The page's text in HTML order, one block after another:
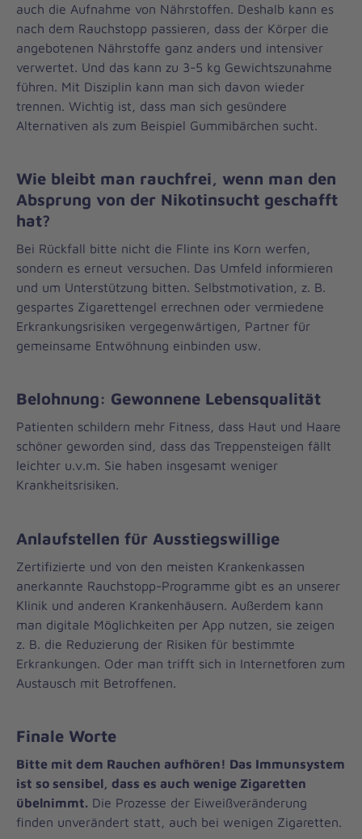
auch die Aufnahme von Nährstoffen. Deshalb kann es
nach dem Rauchstopp passieren, dass der Körper die
angebotenen Nährstoffe ganz anders und intensiver
verwertet. Und das kann zu 3-5 kg Gewichtszunahme
führen. Mit Disziplin kann man sich davon wieder
trennen. Wichtig ist, dass man sich gesündere
Alternativen als zum Beispiel Gummibärchen sucht.
Wie bleibt man rauchfrei, wenn man den
Absprung von der Nikotinsucht geschafft
hat?
Bei Rückfall bitte nicht die Flinte ins Korn werfen,
sondern es erneut versuchen. Das Umfeld informieren
und um Unterstützung bitten. Selbstmotivation, z. B.
gespartes Zigarettengel errechnen oder vermiedene
Erkrankungsrisiken vergegenwärtigen, Partner für
gemeinsame Entwöhnung einbinden usw.
Belohnung: Gewonnene Lebensqualität
Patienten schildern mehr Fitness, dass Haut und Haare
schöner geworden sind, dass das Treppensteigen fällt
leichter u.v.m. Sie haben insgesamt weniger
Krankheitsrisiken.
Anlaufstellen für Ausstiegswillige
Zertifizierte und von den meisten Krankenkassen
anerkannte Rauchstopp-Programme gibt es an unserer
Klinik und anderen Krankenhäusern. Außerdem kann
man digitale Möglichkeiten per App nutzen, sie zeigen
z. B. die Reduzierung der Risiken für bestimmte
Erkrankungen. Oder man trifft sich in Internetforen zum
Austausch mit Betroffenen.
Finale Worte
Bitte mit dem Rauchen aufhören! Das Immunsystem
ist so sensibel, dass es auch wenige Zigaretten
übelnimmt. Die Prozesse der Eiweißveränderung
finden unverändert statt, auch bei wenigen Zigaretten.